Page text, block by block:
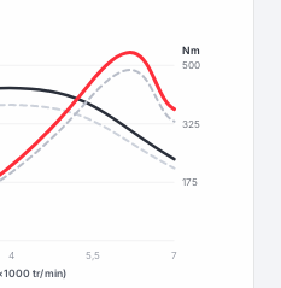
175
325
500
Nm
4 5,5
7
tr/min)